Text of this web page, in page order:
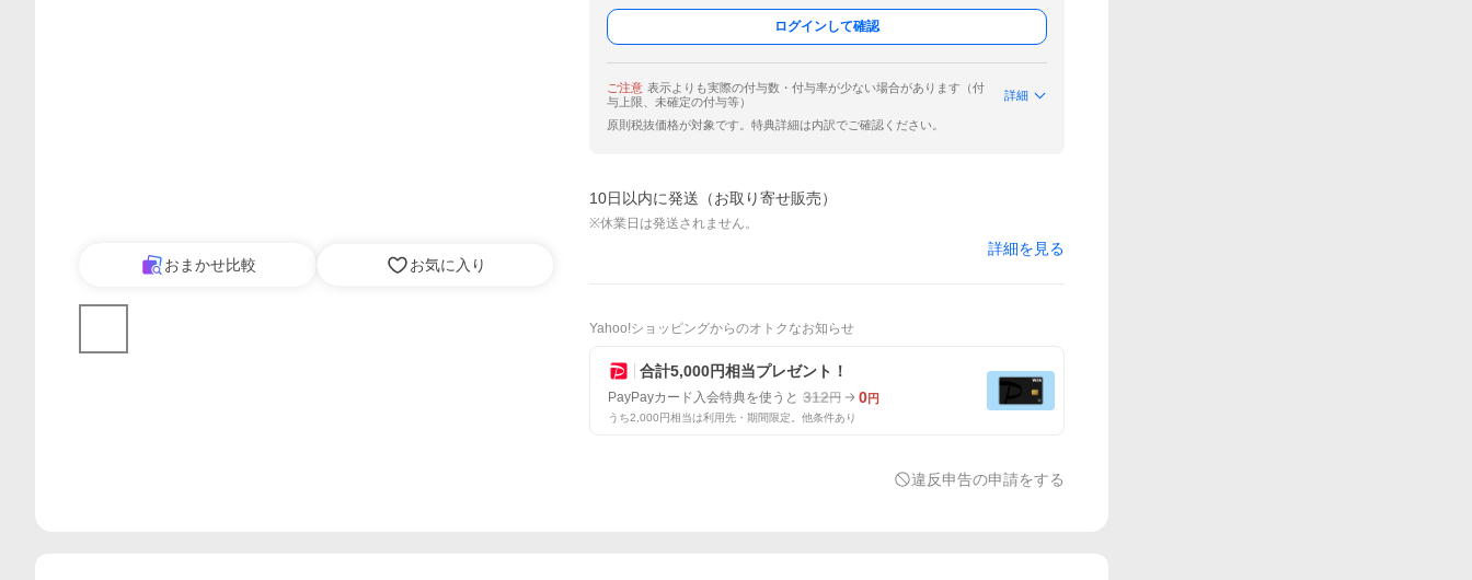
おまかせ比較 お気に入り
ログインして確認
ご注意 表示よりも実際の付与数・付与率が少ない場合があります（付
与上限、未確定の付与等）
詳細
原則税抜価格が対象です。特典詳細は内訳でご確認ください。
10日以内に発送（お取り寄せ販売）
※休業日は発送されません。
詳細を見る
Yahoo!ショッピングからのオトクなお知らせ
合計5,000円相当プレゼント！
PayPayカード入会特典を使うと 312円 0円
うち2,000円相当は利用先・期間限定。他条件あり
違反申告の申請をする